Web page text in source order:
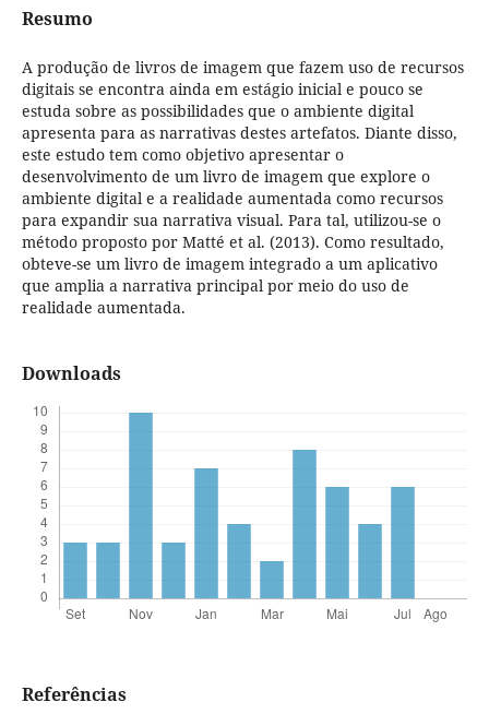
Resumo
A produção de livros de imagem que fazem uso de recursos
digitais se encontra ainda em estágio inicial e pouco se
estuda sobre as possibilidades que o ambiente digital
apresenta para as narrativas destes artefatos. Diante disso,
este estudo tem como objetivo apresentar o
desenvolvimento de um livro de imagem que explore o
ambiente digital e a realidade aumentada como recursos
para expandir sua narrativa visual. Para tal, utilizou-se o
método proposto por Matté et al. (2013). Como resultado,
obteve-se um livro de imagem integrado a um aplicativo
que amplia a narrativa principal por meio do uso de
realidade aumentada.
Downloads
Referências